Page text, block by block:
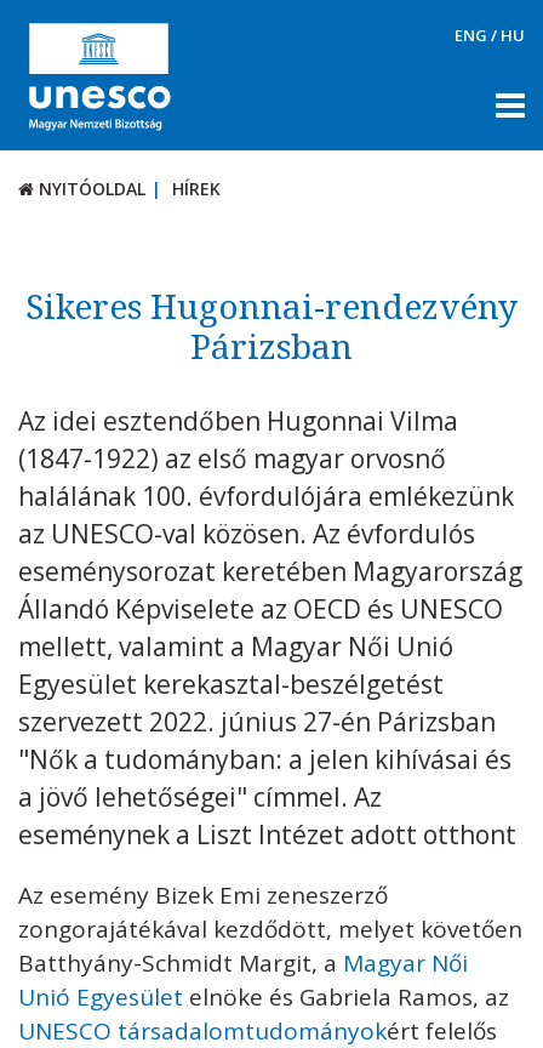
ENG / HU
NYITÓOLDAL HÍREK
TÉMÁK
DOKUMENTUMTÁR
KAPCSOLAT
Kövess minket unescohungary
Adatkezelési tájékoztató Impresszum
Technikai információk
RSS
NYITÓOLDAL HÍREK
Sikeres Hugonnai-rendezvény
Párizsban
Az idei esztendőben Hugonnai Vilma
(1847-1922) az első magyar orvosnő
halálának 100. évfordulójára emlékezünk
az UNESCO-val közösen. Az évfordulós
eseménysorozat keretében Magyarország
Állandó Képviselete az OECD és UNESCO
mellett, valamint a Magyar Női Unió
Egyesület kerekasztal-beszélgetést
szervezett 2022. június 27-én Párizsban
"Nők a tudományban: a jelen kihívásai és
a jövő lehetőségei" címmel. Az
eseménynek a Liszt Intézet adott otthont
Az esemény Bizek Emi zeneszerző
zongorajátékával kezdődött, melyet követően
Batthyány-Schmidt Margit, a Magyar Női
Unió Egyesület elnöke és Gabriela Ramos, az
UNESCO társadalomtudományokért felelős